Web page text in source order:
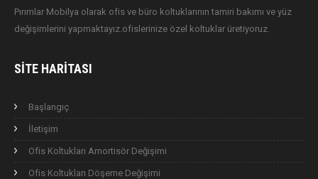
Pırımlar Mobilya olarak ofis ve büro koltuklarının tamiri bakımı ve yüz
değişimlerini yapmaktayız.ofislerinize özel koltuklar üretiyoruz.
SITE HARITASI
Başlangıç
İletişim
Ofis Koltukları Amortisör Değişimi
Ofis Koltukları Döşeme Değişimi